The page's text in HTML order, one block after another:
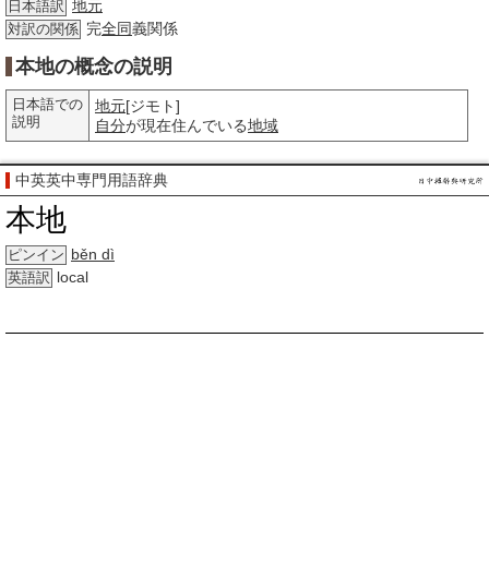
日本語訳 地元
対訳の関係 完全同義関係
本地の概念の説明
日本語での
説明
地元[ジモト]
自分が現在住んでいる地域
中英英中専門用語辞典
本地
ピンイン běn dì
英語訳 local